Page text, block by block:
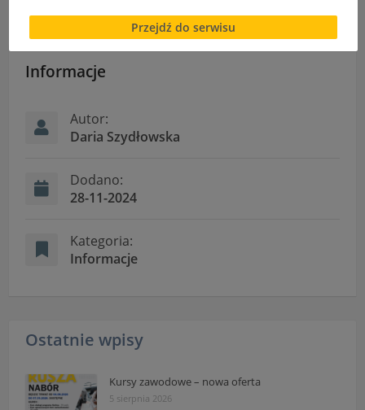
Informacje
Autor:
Daria Szydłowska
Dodano:
28-11-2024
Kategoria:
Informacje
Ostatnie wpisy
Kursy zawodowe – nowa oferta
5 sierpnia 2026
Brak zgody bądź ograniczenie funkcjonalności plików
cookies lub local storage, może utrudnić lub
uniemożliwić korzystanie z Serwisu.
Informacje dotyczące polityki prywatności oraz
przetwarzania danych osobowych dostępne są cały
"Nasza szkoła" > "Bezpieczeństwo"
Przejdź do serwisu